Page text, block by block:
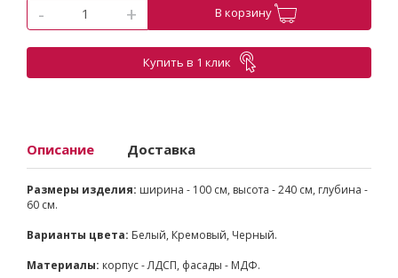
- + В корзину
Купить в 1 клик
Описание Доставка
Размеры изделия: ширина - 100 см, высота - 240 см, глубина -
60 см.
Варианты цвета: Белый, Кремовый, Черный.
Материалы: корпус - ЛДСП, фасады - МДФ.